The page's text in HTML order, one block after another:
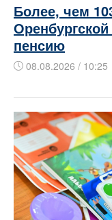
Более, чем
пенсию
08.08.2026 / 10:25